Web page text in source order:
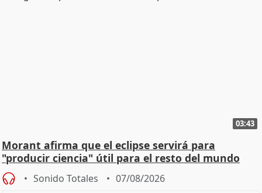
03:43
Morant afirma que el eclipse servirá para
"producir ciencia" útil para el resto del mundo
Sonido Totales 07/08/2026